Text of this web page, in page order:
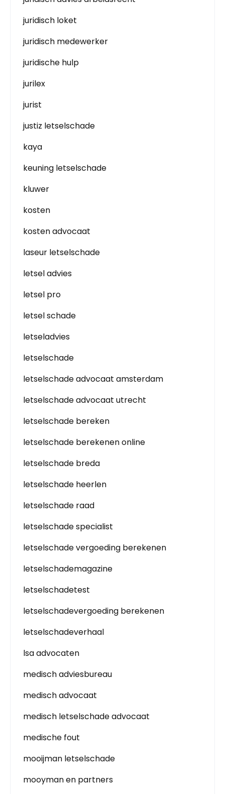
juridisch loket
juridisch medewerker
juridische hulp
jurilex
jurist
justiz letselschade
kaya
keuning letselschade
kluwer
kosten
kosten advocaat
laseur letselschade
letsel advies
letsel pro
letsel schade
letseladvies
letselschade
letselschade advocaat amsterdam
letselschade advocaat utrecht
letselschade bereken
letselschade berekenen online
letselschade breda
letselschade heerlen
letselschade raad
letselschade specialist
letselschade vergoeding berekenen
letselschademagazine
letselschadetest
letselschadevergoeding berekenen
letselschadeverhaal
lsa advocaten
medisch adviesbureau
medisch advocaat
medisch letselschade advocaat
medische fout
mooijman letselschade
mooyman en partners